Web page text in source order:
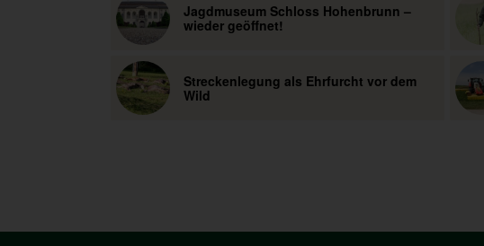
Jagdmuseum Schloss Hohenbrunn –
wieder geöffnet!
Streckenlegung als Ehrfurcht vor dem
Wild